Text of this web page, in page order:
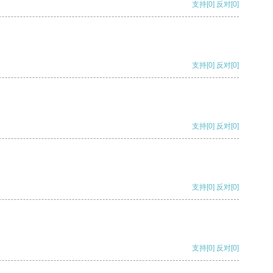
支持[0] 反对[0]
支持[0] 反对[0]
支持[0] 反对[0]
支持[0] 反对[0]
支持[0] 反对[0]